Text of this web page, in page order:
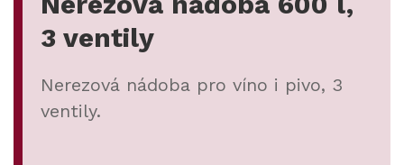
3 ventily
Nerezová nádoba pro víno i pivo, 3
ventily.